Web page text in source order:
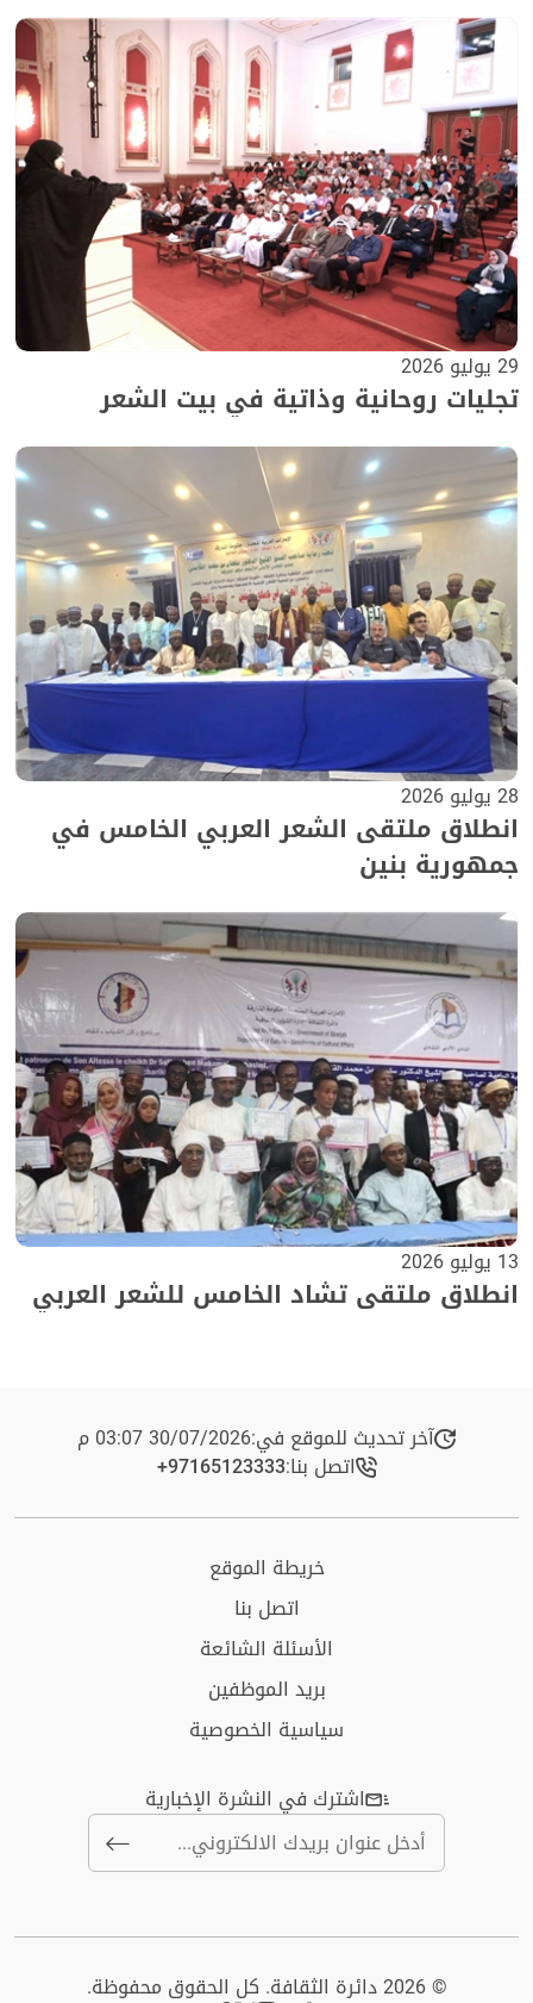
29 يوليو 2026
تجليات روحانية وذاتية في بيت الشعر
28 يوليو 2026
انطلاق ملتقى الشعر العربي الخامس في
جمهورية بنين
13 يوليو 2026
انطلاق ملتقى تشاد الخامس للشعر العربي
آخر تحديث للموقع في:30/07/2026 03:07 م
اتصل بنا:+97165123333​
خريطة الموقع
اتصل بنا
الأسئلة الشائعة
بريد الموظفين
سياسية الخصوصية
اشترك في النشرة الإخبارية
© 2026 دائرة الثقافة. كل الحقوق محفوظة.